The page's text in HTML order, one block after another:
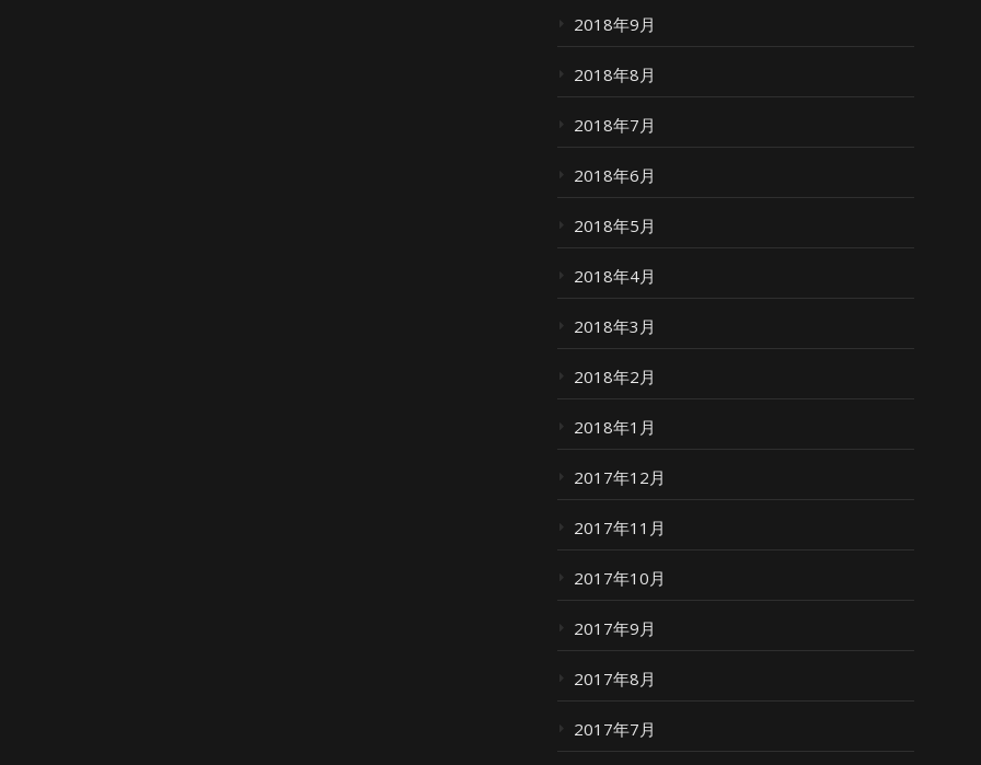
2018年9月
2018年8月
2018年7月
2018年6月
2018年5月
2018年4月
2018年3月
2018年2月
2018年1月
2017年12月
2017年11月
2017年10月
2017年9月
2017年8月
2017年7月